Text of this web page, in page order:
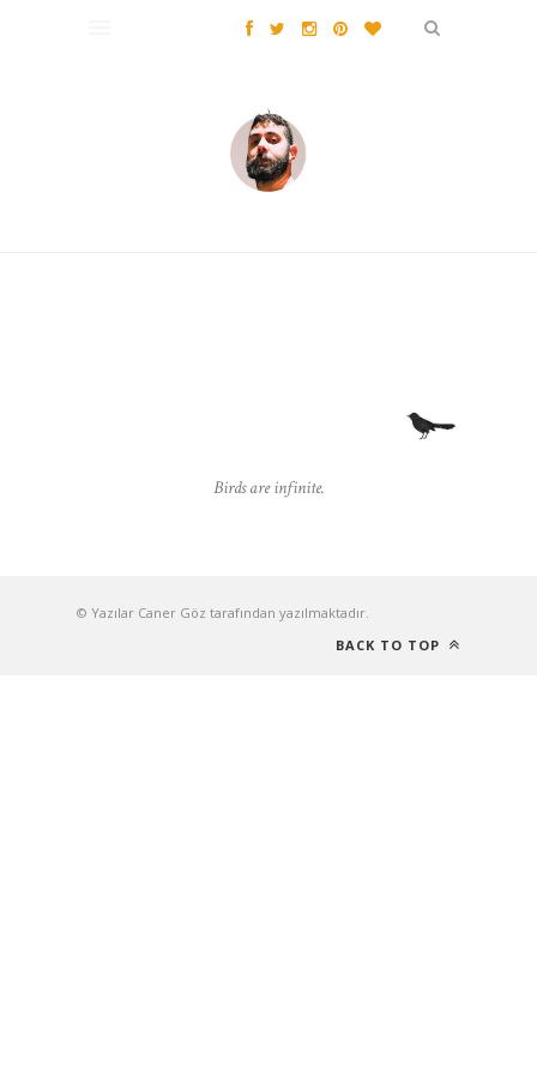
Birds are infinite.
© Yazılar Caner Göz tarafından yazılmaktadır.
BACK TO TOP